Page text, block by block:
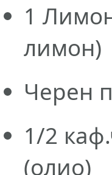
1
лимон)
Черен
1/2
(олио)